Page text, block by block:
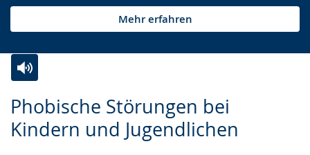
Mehr erfahren
Phobische Störungen bei
Kindern und Jugendlichen
Leichten
Sprache
Audio-
Unterstützung.
Video
in